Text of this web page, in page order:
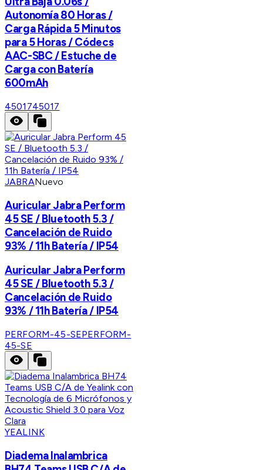
Autonomía 80 Horas /
Carga Rápida 5 Minutos
para 5 Horas / Códecs
AAC-SBC / Estuche de
Carga con Batería
600mAh
4501745017
JABRANuevo
Auricular Jabra Perform
45 SE / Bluetooth 5.3 /
Cancelación de Ruido
93% / 11h Batería / IP54
Auricular Jabra Perform
45 SE / Bluetooth 5.3 /
Cancelación de Ruido
93% / 11h Batería / IP54
PERFORM-45-SEPERFORM-
45-SE
YEALINK
Diadema Inalambrica